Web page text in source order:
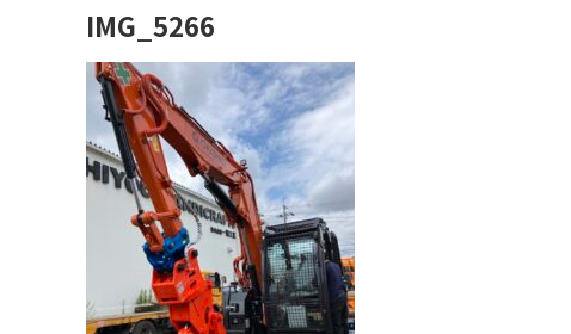
IMG_5266